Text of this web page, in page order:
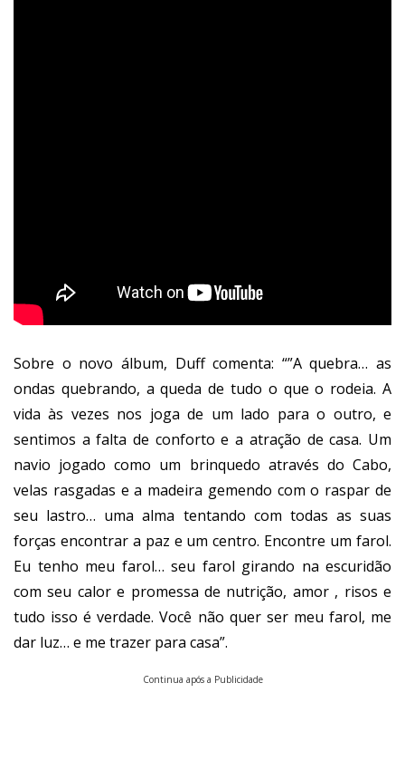
Sobre o novo álbum, Duff comenta: “”A quebra… as
ondas quebrando, a queda de tudo o que o rodeia. A
vida às vezes nos joga de um lado para o outro, e
sentimos a falta de conforto e a atração de casa. Um
navio jogado como um brinquedo através do Cabo,
velas rasgadas e a madeira gemendo com o raspar de
seu lastro… uma alma tentando com todas as suas
forças encontrar a paz e um centro. Encontre um farol.
Eu tenho meu farol… seu farol girando na escuridão
com seu calor e promessa de nutrição, amor , risos e
tudo isso é verdade. Você não quer ser meu farol, me
dar luz… e me trazer para casa”.
Continua após a Publicidade